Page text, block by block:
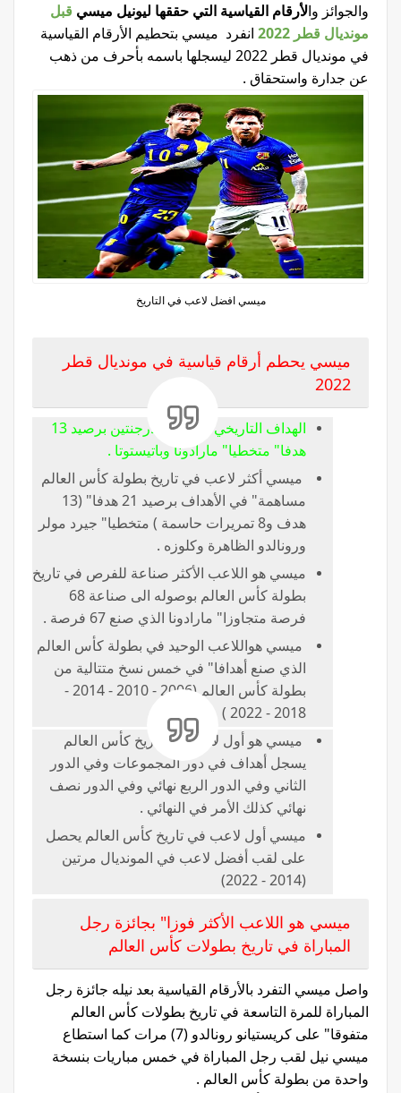
والجوائز والأرقام القياسية التي حققها ليونيل ميسي قبل
مونديال قطر 2022
انفرد ميسي بتحطيم الأرقام القياسية
في مونديال قطر 2022 ليسجلها باسمه بأحرف من ذهب
عن جدارة واستحقاق .
ميسي افضل لاعب في التاريخ
ميسي يحطم أرقام قياسية في مونديال قطر
2022
الهداف التاريخي لمنتخب الأرجنتين برصيد 13
هدفا" متخطيا" مارادونا وباتيستوتا .
ميسي أكثر لاعب في تاريخ بطولة كأس العالم
مساهمة" في الأهداف برصيد 21 هدفا" (13
هدف و8 تمريرات حاسمة ) متخطيا" جيرد مولر
ورونالدو الظاهرة وكلوزه .
ميسي هو اللاعب الأكثر صناعة للفرص في تاريخ
بطولة كأس العالم بوصوله الى صناعة 68
فرصة متجاوزا" مارادونا الذي صنع 67 فرصة .
ميسي هواللاعب الوحيد في بطولة كأس العالم
الذي صنع أهدافا" في خمس نسخ متتالية من
بطولة كأس العالم (2006 - 2010 - 2014 -
2018 - 2022 )
ميسي هو أول لاعب في تاريخ كأس العالم
يسجل أهداف في دور المجموعات وفي الدور
الثاني وفي الدور الربع نهائي وفي الدور نصف
نهائي كذلك الأمر في النهائي .
ميسي أول لاعب في تاريخ كأس العالم يحصل
على لقب أفضل لاعب في المونديال مرتين
(2014 - 2022)
ميسي هو اللاعب الأكثر فوزا" بجائزة رجل
المباراة في تاريخ بطولات كأس العالم
واصل ميسي التفرد بالأرقام القياسية بعد نيله جائزة رجل
المباراة للمرة التاسعة في تاريخ بطولات كأس العالم
متفوقا" على كريستيانو رونالدو (7) مرات كما استطاع
ميسي نيل لقب رجل المباراة في خمس مباريات بنسخة
واحدة من بطولة كأس العالم .